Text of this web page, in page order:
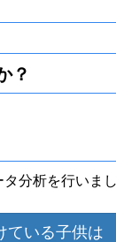
？
分析を行いま
ている子供は